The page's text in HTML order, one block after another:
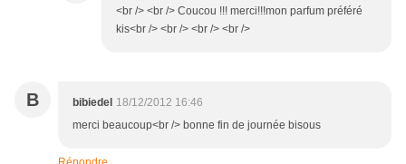
<br /> <br /> Coucou !!! merci!!!mon parfum préféré
kis<br /> <br /> <br /> <br />
B bibiedel 18/12/2012 16:46
merci beaucoup<br /> bonne fin de journée bisous